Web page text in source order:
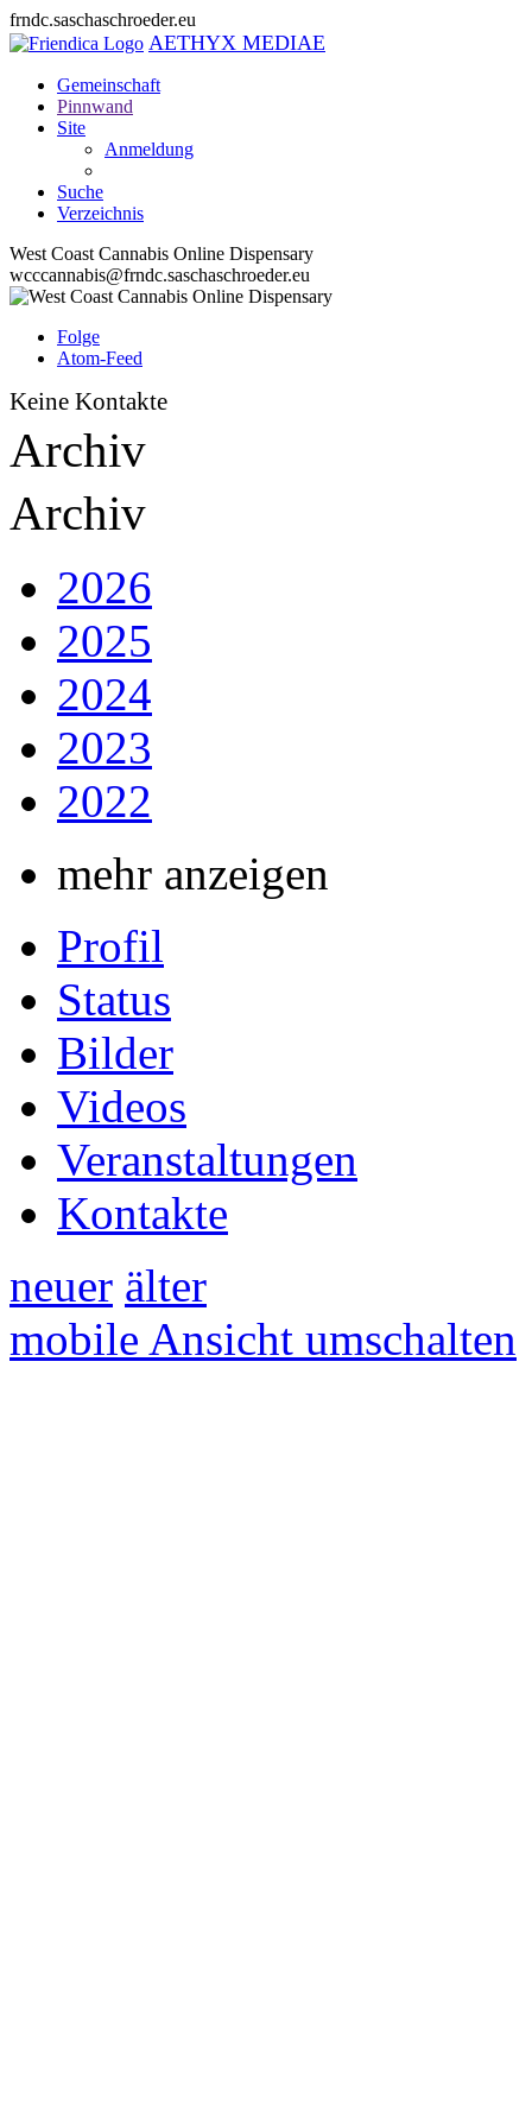
frndc.saschaschroeder.eu
AETHYX MEDIAE
Gemeinschaft
Pinnwand
Site
Anmeldung
Suche
Verzeichnis
West Coast Cannabis Online Dispensary
wcccannabis@frndc.saschaschroeder.eu
Folge
Atom-Feed
Keine Kontakte
Archiv
Archiv
2026
2025
2024
2023
2022
mehr anzeigen
Profil
Status
Bilder
Videos
Veranstaltungen
Kontakte
neuer älter
mobile Ansicht umschalten